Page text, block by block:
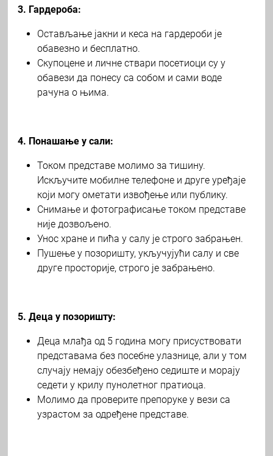
3. Гардероба:
Остављање јакни и кеса на гардероби је
обавезно и бесплатно.
Скупоцене и личне ствари посетиоци су у
обавези да понесу са собом и сами воде
рачуна о њима.
4. Понашање у сали:
Током представе молимо за тишину.
Искључите мобилне телефоне и друге уређаје
који могу ометати извођење или публику.
Снимање и фотографисање током представе
није дозвољено.
Унос хране и пића у салу је строго забрањен.
Пушење у позоришту, укључујући салу и све
друге просторије, строго је забрањено.
5. Деца у позоришту:
Деца млађа од 5 година могу присуствовати
представама без посебне улазнице, али у том
случају немају обезбеђено седиште и морају
седети у крилу пунолетног пратиоца.
Молимо да проверите препоруке у вези са
узрастом за одређене представе.